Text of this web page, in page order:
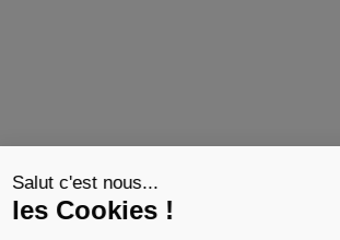
Salut c'est nous...
les Cookies !